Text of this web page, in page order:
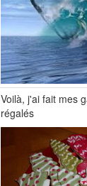
Voilà, j'ai fait mes
régalés